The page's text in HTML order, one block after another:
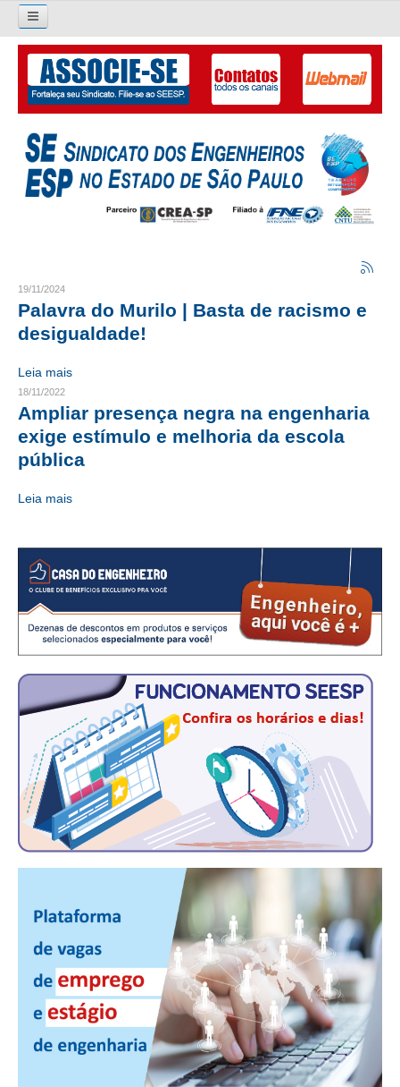
Pesquisar...
O SINDICATO
APRESENTAÇÃO
PALAVRA DO PRESIDENTE
LIVRO GESTÃO 2026-2029
ORGANOGRAMA
CRESCE BRASIL
CONSELHO TECNOLÓGICO
HISTÓRICO E ATUAÇÃO
CONSELHOS ASSESSORES
PERSONALIDADES DA TECNOLOGIA
NÚCLEO DA MULHER ENGENHEIRA
TRANSPARÊNCIA
CONSULTORIA
ACORDOS, CONVENÇÕES E DISSÍDIOS
CONTRIBUIÇÕES
CONTRIBUIÇÃO ASSISTENCIAL
CONTRIBUIÇÃO ASSOCIATIVA OU ANUIDADE DE SÓCIO
CONTRIBUIÇÃO SINDICAL URBANA
REVISÃO DE APOSENTADORIA
FGTS EXPURGOS
FGTS CORREÇÃO
19/11/2024
Palavra do Murilo | Basta de racismo e
desigualdade!
Leia mais
18/11/2022
Ampliar presença negra na engenharia
exige estímulo e melhoria da escola
pública
Leia mais